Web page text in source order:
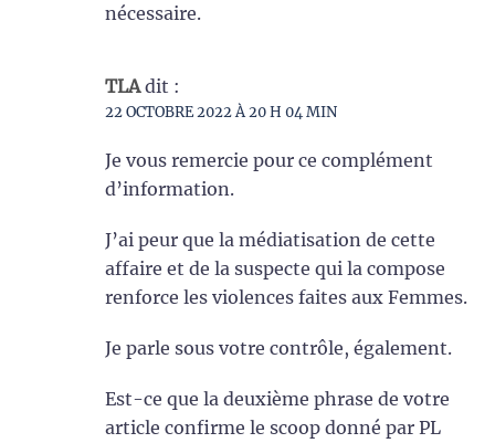
nécessaire.
TLA dit :
22 OCTOBRE 2022 À 20 H 04 MIN
Je vous remercie pour ce complément
d’information.
J’ai peur que la médiatisation de cette
affaire et de la suspecte qui la compose
renforce les violences faites aux Femmes.
Je parle sous votre contrôle, également.
Est-ce que la deuxième phrase de votre
article confirme le scoop donné par PL